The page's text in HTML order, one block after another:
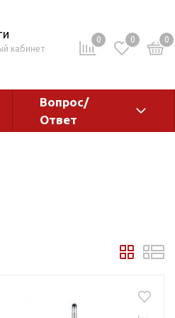
кабинет
0 0 0
Вопрос/
Ответ